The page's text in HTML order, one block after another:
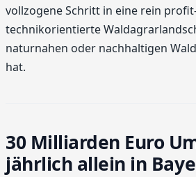
vollzogene Schritt in eine rein
technikorientierte
naturnahen oder nachhaltigen
hat.
30 Milliarden Euro
jährlich allein in